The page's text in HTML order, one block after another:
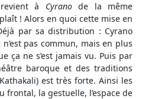
à Cyranode la même
! Alors en quoi cette mise en
par sa distribution : Cyrano
pas commun, mais en plus
ça ne s’est jamais vu. Puis par
baroque et des traditions
est très forte. Ainsi les
frontal, la gestuelle, l’espace de